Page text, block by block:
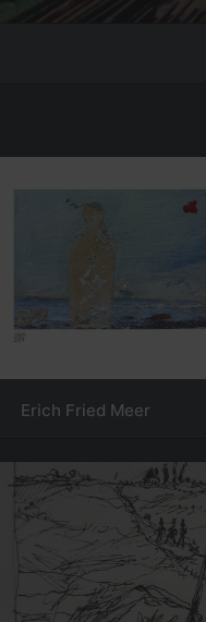
Erich Fried Meer